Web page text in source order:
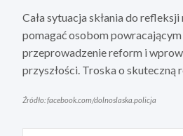
Cała sytuacja skłania do
pomagać osobom
przeprowadzenie reform i
przyszłości. Troska o skuteczną
Źródło: facebook.com/dolnoslaska.policja